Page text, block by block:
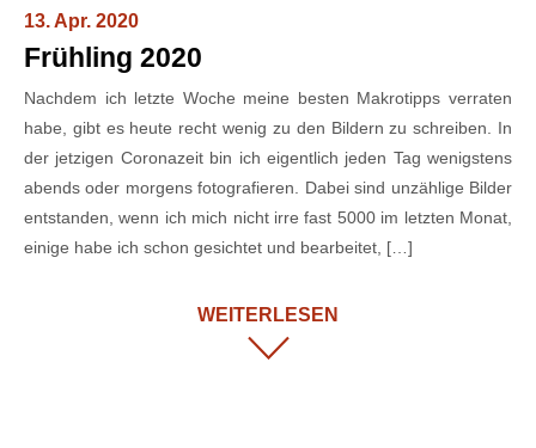
13. Apr. 2020
Frühling 2020
Nachdem ich letzte Woche meine besten Makrotipps verraten
habe, gibt es heute recht wenig zu den Bildern zu schreiben. In
der jetzigen Coronazeit bin ich eigentlich jeden Tag wenigstens
abends oder morgens fotografieren. Dabei sind unzählige Bilder
entstanden, wenn ich mich nicht irre fast 5000 im letzten Monat,
einige habe ich schon gesichtet und bearbeitet, […]
WEITERLESEN